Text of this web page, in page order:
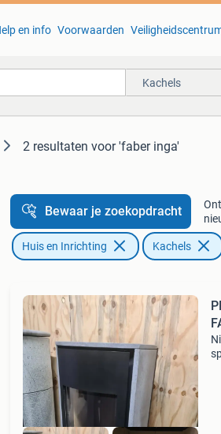
en info Voorwaarden
Kachels
2 resultaten voor 'faber inga'
Bewaar je zoekopdracht
Huis en Inrichting Kachels